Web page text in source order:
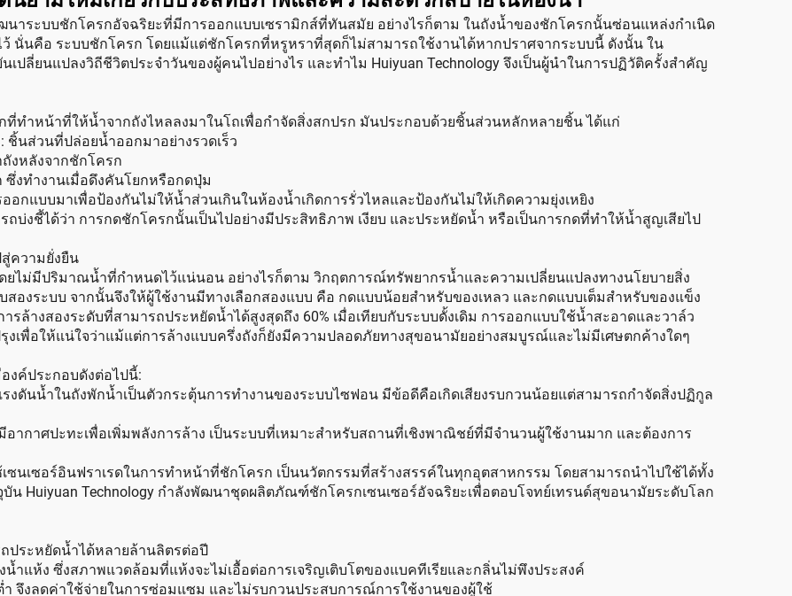
าระบบชักโครกอัจฉริยะที่มีการออกแบบเซรามิกส์ที่ทันสมัย อย่างไรก็ตาม ในถังน้ำของชักโครกนั้นซ่อนแหล่งกำเนิด
นั่นคือ ระบบชักโครก โดยแม้แต่ชักโครกที่หรูหราที่สุดก็ไม่สามารถใช้งานได้หากปราศจากระบบนี้ ดังนั้น ใน
ปลี่ยนแปลงวิถีชีวิตประจำวันของผู้คนไปอย่างไร และทำไม Huiyuan Technology จึงเป็นผู้นำในการปฏิวัติครั้งสำคัญ
ทำหน้าที่ให้น้ำจากถังไหลลงมาในโถเพื่อกำจัดสิ่งสกปรก มันประกอบด้วยชิ้นส่วนหลักหลายชิ้น ได้แก่
ชิ้นส่วนที่ปล่อยน้ำออกมาอย่างรวดเร็ว
งหลังจากชักโครก
งทำงานเมื่อดึงคันโยกหรือกดปุ่ม
กแบบมาเพื่อป้องกันไม่ให้น้ำส่วนเกินในห้องน้ำเกิดการรั่วไหลและป้องกันไม่ให้เกิดความยุ่งเหยิง
ถบ่งชี้ได้ว่า การกดชักโครกนั้นเป็นไปอย่างมีประสิทธิภาพ เงียบ และประหยัดน้ำ หรือเป็นการกดที่ทำให้น้ำสูญเสียไป
ความยั่งยืน
ยไม่มีปริมาณน้ำที่กำหนดไว้แน่นอน อย่างไรก็ตาม วิกฤตการณ์ทรัพยากรน้ำและความเปลี่ยนแปลงทางนโยบายสิ่ง
องระบบ จากนั้นจึงให้ผู้ใช้งานมีทางเลือกสองแบบ คือ กดแบบน้อยสำหรับของเหลว และกดแบบเต็มสำหรับของแข็ง
รล้างสองระดับที่สามารถประหยัดน้ำได้สูงสุดถึง 60% เมื่อเทียบกับระบบดั้งเดิม การออกแบบใช้น้ำสะอาดและวาล์ว
เพื่อให้แน่ใจว่าแม้แต่การล้างแบบครึ่งถังก็ยังมีความปลอดภัยทางสุขอนามัยอย่างสมบูรณ์และไม่มีเศษตกค้างใดๆ
งค์ประกอบดังต่อไปนี้:
งดันน้ำในถังพักน้ำเป็นตัวกระตุ้นการทำงานของระบบไซฟอน มีข้อดีคือเกิดเสียงรบกวนน้อยแต่สามารถกำจัดสิ่งปฏิกูล
ากาศปะทะเพื่อเพิ่มพลังการล้าง เป็นระบบที่เหมาะสำหรับสถานที่เชิงพาณิชย์ที่มีจำนวนผู้ใช้งานมาก และต้องการ
ซนเซอร์อินฟราเรดในการทำหน้าที่ชักโครก เป็นนวัตกรรมที่สร้างสรรค์ในทุกอุตสาหกรรม โดยสามารถนำไปใช้ได้ทั้ง
น Huiyuan Technology กำลังพัฒนาชุดผลิตภัณฑ์ชักโครกเซนเซอร์อัจฉริยะเพื่อตอบโจทย์เทรนด์สุขอนามัยระดับโลก
ประหยัดน้ำได้หลายล้านลิตรต่อปี
ำแห้ง ซึ่งสภาพแวดล้อมที่แห้งจะไม่เอื้อต่อการเจริญเติบโตของแบคทีเรียและกลิ่นไม่พึงประสงค์
จึงลดค่าใช้จ่ายในการซ่อมแซม และไม่รบกวนประสบการณ์การใช้งานของผู้ใช้